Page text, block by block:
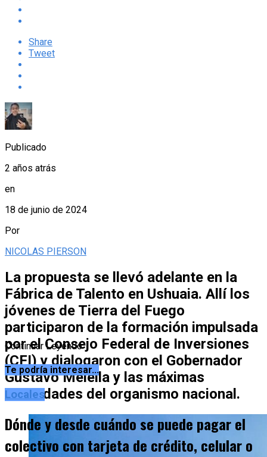
Share
Tweet
Publicado
2 años atrás
en
18 de junio de 2024
Por
NICOLAS PIERSON
La propuesta se llevó adelante en la
Fábrica de Talento en Ushuaia. Allí los
jóvenes de Tierra del Fuego
participaron de la formación impulsada
por el Consejo Federal de Inversiones
(CFI) y dialogaron con el Gobernador
Gustavo Melella y las máximas
autoridades del organismo nacional.
Continuar Leyendo
Te podría interesar...
Locales
Dónde y desde cuándo se puede pagar el
colectivo con tarjeta de crédito, celular o